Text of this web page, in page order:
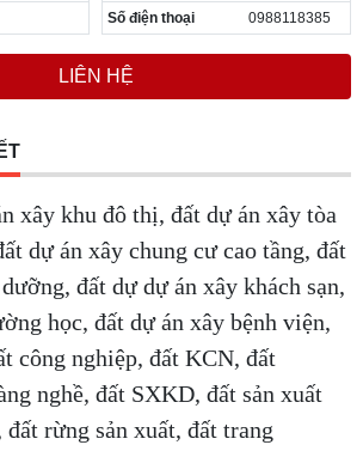
Phường Tương Mai
Phường Vĩnh Hưng
Phường Lĩnh Nam
Phường Hồng Hà
Phường Văn Miếu
Phường Kim Liên
Phường Vĩnh Tuy
Số điện thoại
0988118385
LIÊN HỆ
xây khu đô thị, đất dự án xây tòa
dự án xây chung cư cao tầng, đất
đất dự dự án xây khách sạn,
học, đất dự án xây bệnh viện,
công nghiệp, đất KCN, đất
nghề, đất SXKD, đất sản xuất
rừng sản xuất, đất trang